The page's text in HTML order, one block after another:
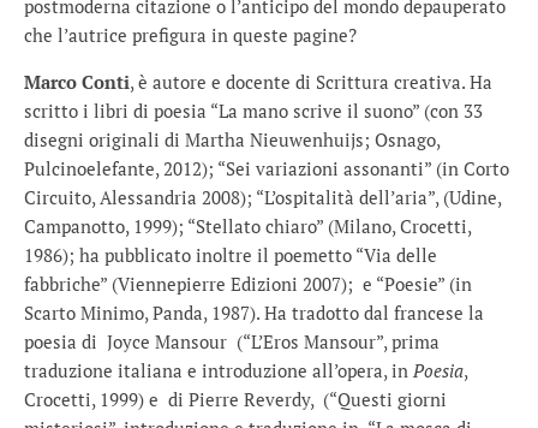
postmoderna citazione o l’anticipo del mondo depauperato
che l’autrice prefigura in queste pagine?
Marco Conti, è autore e docente di Scrittura creativa. Ha
scritto i libri di poesia “La mano scrive il suono” (con 33
disegni originali di Martha Nieuwenhuijs; Osnago,
Pulcinoelefante, 2012); “Sei variazioni assonanti” (in Corto
Circuito, Alessandria 2008); “L’ospitalità dell’aria”, (Udine,
Campanotto, 1999); “Stellato chiaro” (Milano, Crocetti,
1986); ha pubblicato inoltre il poemetto “Via delle
fabbriche” (Viennepierre Edizioni 2007); e “Poesie” (in
Scarto Minimo, Panda, 1987). Ha tradotto dal francese la
poesia di Joyce Mansour (“L’Eros Mansour”, prima
traduzione italiana e introduzione all’opera, in Poesia,
Crocetti, 1999) e di Pierre Reverdy, (“Questi giorni